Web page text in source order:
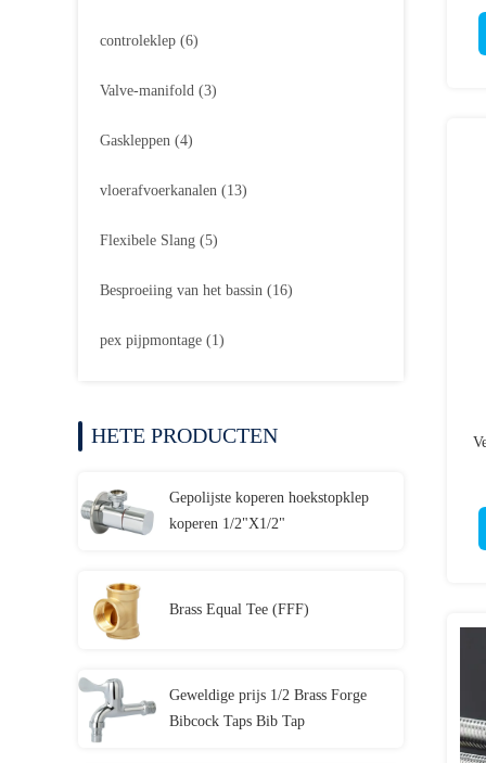
controleklep (6)
Valve-manifold (3)
Gaskleppen (4)
vloerafvoerkanalen (13)
Flexibele Slang (5)
Besproeiing van het bassin (16)
pex pijpmontage (1)
HETE PRODUCTEN
Gepolijste koperen hoekstopklep
koperen 1/2"X1/2"
Brass Equal Tee (FFF)
Geweldige prijs 1/2 Brass Forge
Bibcock Taps Bib Tap